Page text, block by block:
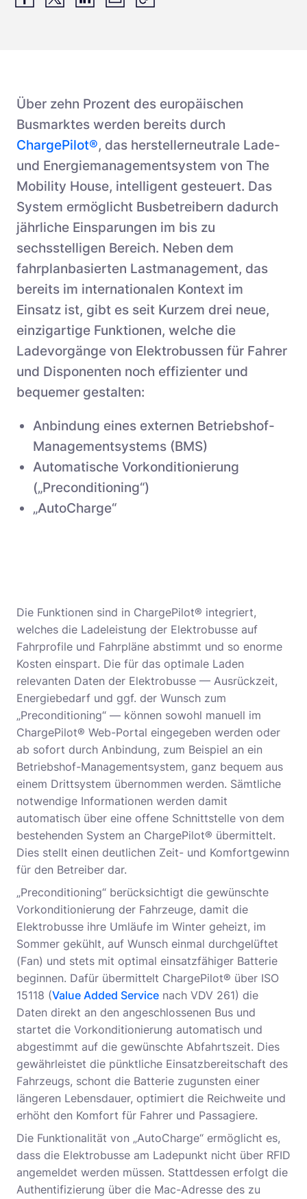
Über zehn Prozent des europäischen
Busmarktes werden bereits durch
ChargePilot®, das herstellerneutrale Lade-
und Energiemanagementsystem von The
Mobility House, intelligent gesteuert. Das
System ermöglicht Busbetreibern dadurch
jährliche Einsparungen im bis zu
sechsstelligen Bereich. Neben dem
fahrplanbasierten Lastmanagement, das
bereits im internationalen Kontext im
Einsatz ist, gibt es seit Kurzem drei neue,
einzigartige Funktionen, welche die
Ladevorgänge von Elektrobussen für Fahrer
und Disponenten noch effizienter und
bequemer gestalten:
Anbindung eines externen Betriebshof-
Managementsystems (BMS)
Automatische Vorkonditionierung
(„Preconditioning“)
„AutoCharge“
Die Funktionen sind in ChargePilot® integriert,
welches die Ladeleistung der Elektrobusse auf
Fahrprofile und Fahrpläne abstimmt und so enorme
Kosten einspart. Die für das optimale Laden
relevanten Daten der Elektrobusse — Ausrückzeit,
Energiebedarf und ggf. der Wunsch zum
„Preconditioning“ — können sowohl manuell im
ChargePilot® Web-Portal eingegeben werden oder
ab sofort durch Anbindung, zum Beispiel an ein
Betriebshof-Managementsystem, ganz bequem aus
einem Drittsystem übernommen werden. Sämtliche
notwendige Informationen werden damit
automatisch über eine offene Schnittstelle von dem
bestehenden System an ChargePilot® übermittelt.
Dies stellt einen deutlichen Zeit- und Komfortgewinn
für den Betreiber dar.
„Preconditioning“ berücksichtigt die gewünschte
Vorkonditionierung der Fahrzeuge, damit die
Elektrobusse ihre Umläufe im Winter geheizt, im
Sommer gekühlt, auf Wunsch einmal durchgelüftet
(Fan) und stets mit optimal einsatzfähiger Batterie
beginnen. Dafür übermittelt ChargePilot® über ISO
15118 (Value Added Service nach VDV 261) die
Daten direkt an den angeschlossenen Bus und
startet die Vorkonditionierung automatisch und
abgestimmt auf die gewünschte Abfahrtszeit. Dies
gewährleistet die pünktliche Einsatzbereitschaft des
Fahrzeugs, schont die Batterie zugunsten einer
längeren Lebensdauer, optimiert die Reichweite und
erhöht den Komfort für Fahrer und Passagiere.
Die Funktionalität von „AutoCharge“ ermöglicht es,
dass die Elektrobusse am Ladepunkt nicht über RFID
angemeldet werden müssen. Stattdessen erfolgt die
Authentifizierung über die Mac-Adresse des zu